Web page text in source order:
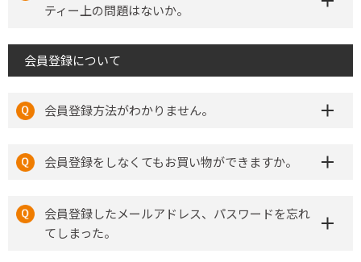
ティー上の問題はないか。
会員登録について
会員登録方法がわかりません。
会員登録をしなくてもお買い物ができますか。
会員登録したメールアドレス、パスワードを忘れ
てしまった。